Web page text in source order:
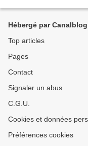
Hébergé par Canalblog
Top articles
Pages
Contact
Signaler un abus
C.G.U.
Cookies et données
Préférences cookies